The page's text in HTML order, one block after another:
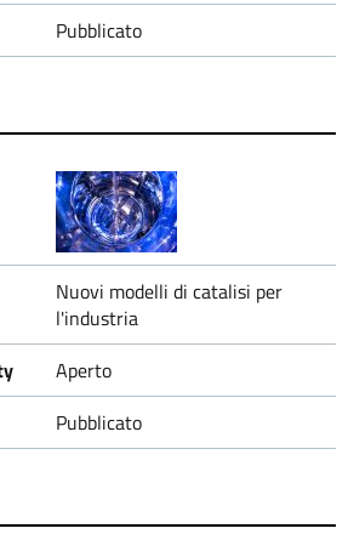
Pubblicato
Nuovi modelli di catalisi per
l'industria
Aperto
Pubblicato